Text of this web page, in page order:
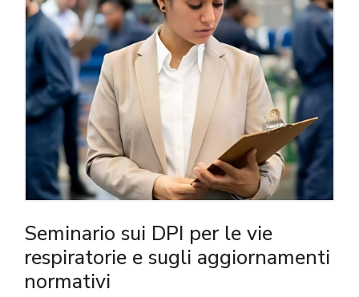
Seminario sui DPI per le vie
respiratorie e sugli aggiornamenti
normativi